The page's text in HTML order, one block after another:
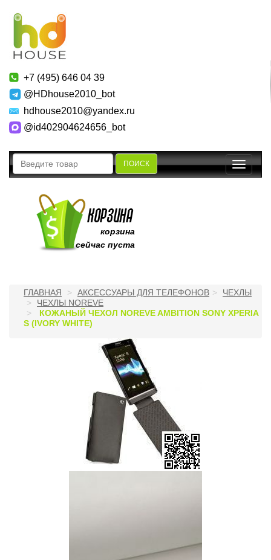
+7 (495) 646 04 39
@HDhouse2010_bot
hdhouse2010@yandex.ru
@id402904624656_bot
ПОИСК
Toggle
корзина
сейчас пуста
ГЛАВНАЯ АКСЕССУАРЫ ДЛЯ ТЕЛЕФОНОВ
ЧЕХЛЫ
ЧЕХЛЫ NOREVE
КОЖАНЫЙ ЧЕХОЛ NOREVE AMBITION SONY XPERIA
S (IVORY WHITE)